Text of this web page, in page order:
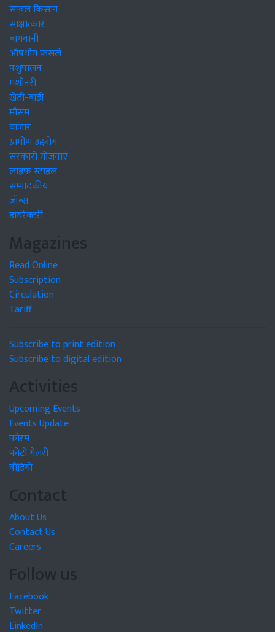
सफल किसान
साक्षात्कार
बागवानी
औषधीय फसलें
पशुपालन
मशीनरी
खेती-बाड़ी
मौसम
बाजार
ग्रामीण उद्द्योग
सरकारी योजनाएं
लाइफ स्टाइल
सम्पादकीय
जॉब्स
डायरेक्टरी
Magazines
Read Online
Subscription
Circulation
Tariff
Subscribe to print edition
Subscribe to digital edition
Activities
Upcoming Events
Events Update
फोरम
फोटो गैलरी
वीडियो
Contact
About Us
Contact Us
Careers
Follow us
Facebook
Twitter
LinkedIn